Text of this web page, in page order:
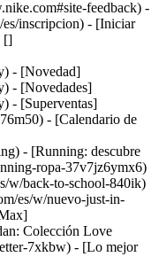
feedback) -
inscripcion) - [Iniciar
[]
- [Novedad]
- [Novedades]
- [Superventas]
- [Calendario de
- [Running: descubre
ropa-37v7jz6ymx6)
w/back-to-school-840ik)
es/w/nuevo-just-in-
Colección Love
7xkbw) - [Lo mejor